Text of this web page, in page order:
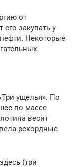
от
его закупать у
нефти. Некоторые
ущелья». По
по массе
весит
рекордные
(три